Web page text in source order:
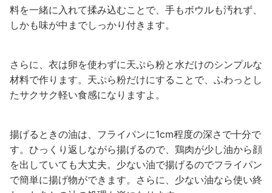
料を一緒に入れて揉み込むことで、手もボウルも汚れず、
しかも味が中までしっかり付きます。
さらに、衣は卵を使わずに天ぷら粉と水だけのシンプルな
材料で作ります。天ぷら粉だけにすることで、ふわっとし
たサクサク軽い食感になりますよ。
揚げるときの油は、フライパンに1cm程度の深さで十分で
す。ひっくり返しながら揚げるので、鶏肉が少し油から顔
を出していても大丈夫。少ない油で揚げるのでフライパン
で簡単に揚げ物ができます。さらに、少ない油なら使い終